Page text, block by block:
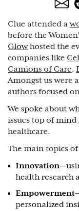
Clue attended a
before the
Glowhosted the
companies like
Camions of Care,
Amongst us were
authors focused
We spoke about
issues top of
healthcare.
The main topics
Innovation—
health research
Empowerment
personalized